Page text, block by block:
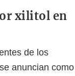
xilitol en
de los
anuncian como